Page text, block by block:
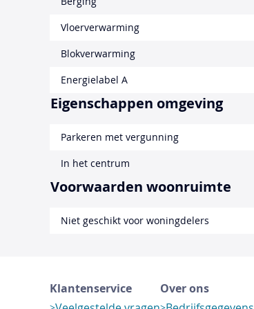
Vloerverwarming
Blokverwarming
Energielabel A
Eigenschappen omgeving
Parkeren met vergunning
In het centrum
Voorwaarden woonruimte
Niet geschikt voor woningdelers
Klantenservice
Over ons